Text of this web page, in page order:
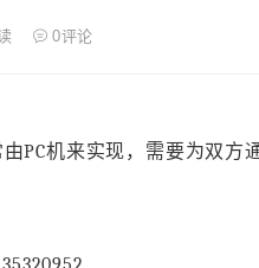
0评论
PC机来实现，需要为双方